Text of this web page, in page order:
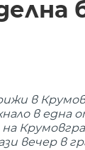
в
в
вечер в